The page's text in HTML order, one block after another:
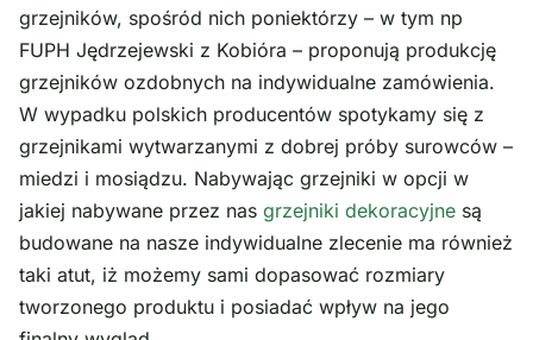
grzejników, spośród nich poniektórzy – w tym np
FUPH Jędrzejewski z Kobióra – proponują produkcję
grzejników ozdobnych na indywidualne zamówienia.
W wypadku polskich producentów spotykamy się z
grzejnikami wytwarzanymi z dobrej próby surowców –
miedzi i mosiądzu. Nabywając grzejniki w opcji w
jakiej nabywane przez nas grzejniki dekoracyjne są
budowane na nasze indywidualne zlecenie ma również
taki atut, iż możemy sami dopasować rozmiary
tworzonego produktu i posiadać wpływ na jego